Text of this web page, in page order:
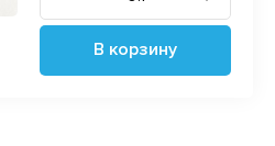
В корзину